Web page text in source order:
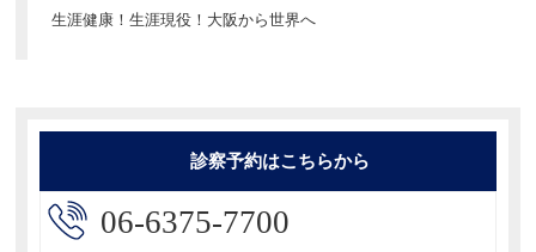
生涯健康！生涯現役！大阪から世界へ
診察予約はこちらから
06-6375-7700